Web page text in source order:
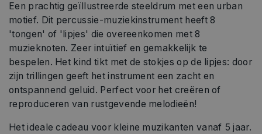
Een prachtig geïllustreerde steeldrum met een urban
motief. Dit percussie-muziekinstrument heeft 8
'tongen' of 'lipjes' die overeenkomen met 8
muzieknoten. Zeer intuïtief en gemakkelijk te
bespelen. Het kind tikt met de stokjes op de lipjes: door
zijn trillingen geeft het instrument een zacht en
ontspannend geluid. Perfect voor het creëren of
reproduceren van rustgevende melodieën!
Het ideale cadeau voor kleine muzikanten vanaf 5 jaar.